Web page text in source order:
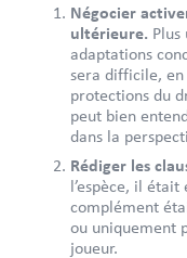
Négocier
ultérieure.
adaptations
sera difficile, en
protections du
peut bien
dans la
Rédiger les
l’espèce, il
complément
ou uniquement
joueur.